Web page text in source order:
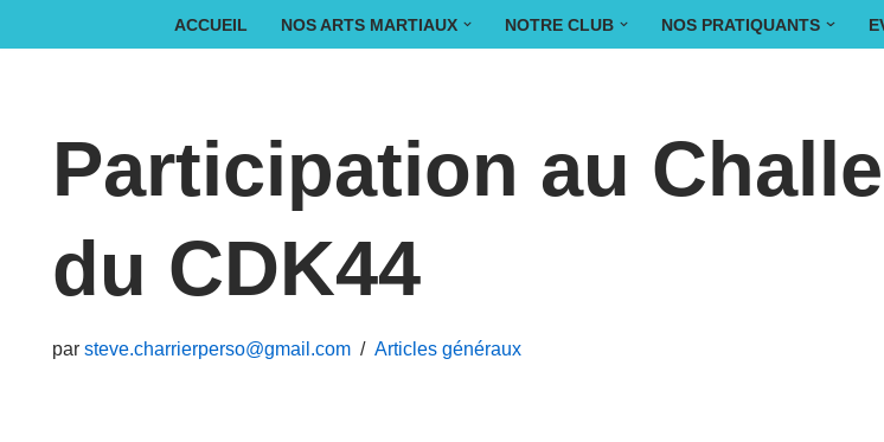
contenu
ACCUEIL NOS ARTS MARTIAUX NOTRE CLUB NOS PRATIQUANTS
Participation au
du CDK44
par steve.charrierperso@gmail.com Articles généraux